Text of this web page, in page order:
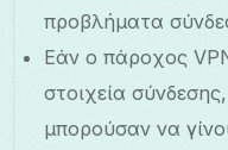
προβλήματα
Εάν ο πάροχος
στοιχεία
μπορούσαν να